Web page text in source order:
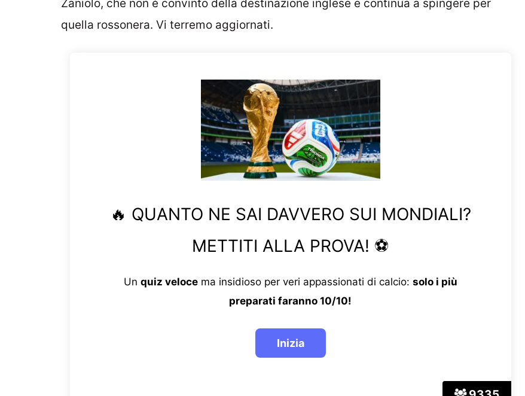
Zaniolo, che non è convinto della destinazione inglese e continua a spingere per
quella rossonera. Vi terremo aggiornati.
🔥 QUANTO NE SAI DAVVERO SUI MONDIALI?
METTITI ALLA PROVA! ⚽
Un quiz velocema insidioso per veri appassionati di calcio: solo i più
preparati faranno 10/10!